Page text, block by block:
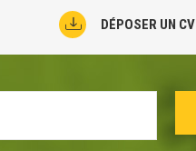
DÉPOSER UN CV